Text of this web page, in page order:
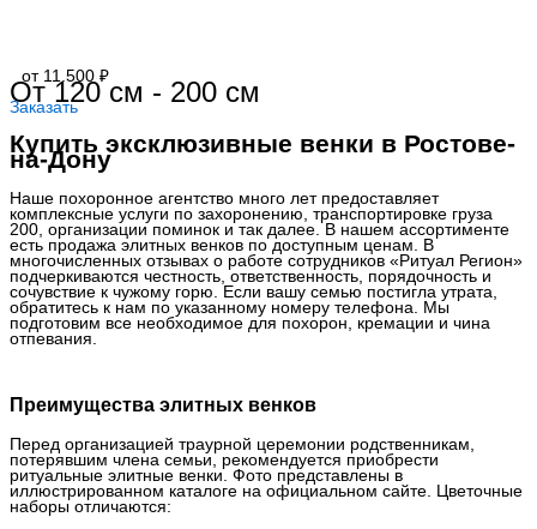
от 11.500 ₽
От 120 см - 200 см
Заказать
Купить эксклюзивные венки в Ростове-
на-Дону
Наше похоронное агентство много лет предоставляет
комплексные услуги по захоронению, транспортировке груза
200, организации поминок и так далее. В нашем ассортименте
есть продажа элитных венков по доступным ценам. В
многочисленных отзывах о работе сотрудников «Ритуал Регион»
подчеркиваются честность, ответственность, порядочность и
сочувствие к чужому горю. Если вашу семью постигла утрата,
обратитесь к нам по указанному номеру телефона. Мы
подготовим все необходимое для похорон, кремации и чина
отпевания.
Преимущества элитных венков
Перед организацией траурной церемонии родственникам,
потерявшим члена семьи, рекомендуется приобрести
ритуальные элитные венки. Фото представлены в
иллюстрированном каталоге на официальном сайте. Цветочные
наборы отличаются: